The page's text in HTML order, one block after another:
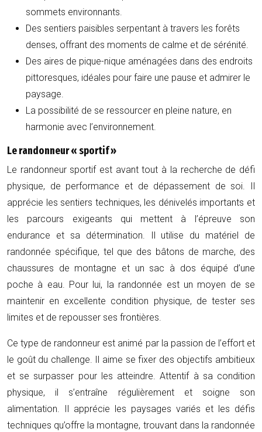
sommets environnants.
Des sentiers paisibles serpentant à travers les forêts
denses, offrant des moments de calme et de sérénité.
Des aires de pique-nique aménagées dans des endroits
pittoresques, idéales pour faire une pause et admirer le
paysage.
La possibilité de se ressourcer en pleine nature, en
harmonie avec l’environnement.
Le randonneur « sportif »
Le randonneur sportif est avant tout à la recherche de défi
physique, de performance et de dépassement de soi. Il
apprécie les sentiers techniques, les dénivelés importants et
les parcours exigeants qui mettent à l’épreuve son
endurance et sa détermination. Il utilise du matériel de
randonnée spécifique, tel que des bâtons de marche, des
chaussures de montagne et un sac à dos équipé d’une
poche à eau. Pour lui, la randonnée est un moyen de se
maintenir en excellente condition physique, de tester ses
limites et de repousser ses frontières.
Ce type de randonneur est animé par la passion de l’effort et
le goût du challenge. Il aime se fixer des objectifs ambitieux
et se surpasser pour les atteindre. Attentif à sa condition
physique, il s’entraîne régulièrement et soigne son
alimentation. Il apprécie les paysages variés et les défis
techniques qu’offre la montagne, trouvant dans la randonnée